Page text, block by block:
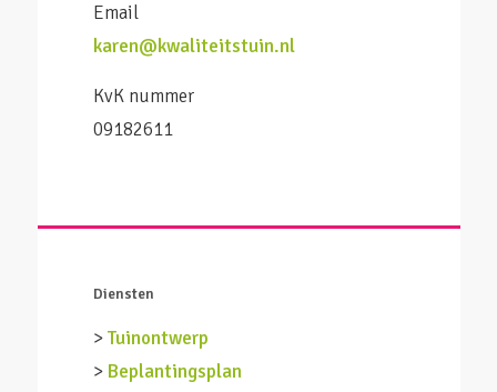
Email
karen@kwaliteitstuin.nl
KvK nummer
09182611
Diensten
>Tuinontwerp
> Beplantingsplan